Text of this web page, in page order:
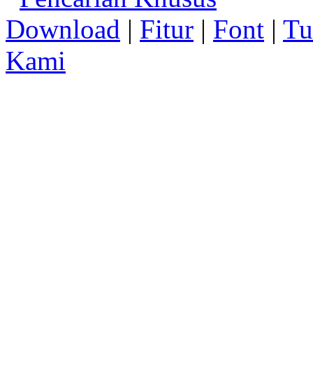
Download | Fitur | Font |
Kami